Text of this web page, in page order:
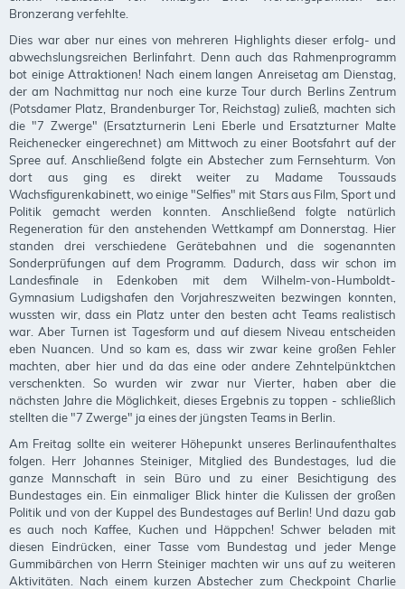
Bronzerang verfehlte.
Dies war aber nur eines von mehreren Highlights dieser erfolg- und
abwechslungsreichen Berlinfahrt. Denn auch das Rahmenprogramm
bot einige Attraktionen! Nach einem langen Anreisetag am Dienstag,
der am Nachmittag nur noch eine kurze Tour durch Berlins Zentrum
(Potsdamer Platz, Brandenburger Tor, Reichstag) zuließ, machten sich
die "7 Zwerge" (Ersatzturnerin Leni Eberle und Ersatzturner Malte
Reichenecker eingerechnet) am Mittwoch zu einer Bootsfahrt auf der
Spree auf. Anschließend folgte ein Abstecher zum Fernsehturm. Von
dort aus ging es direkt weiter zu Madame Toussauds
Wachsfigurenkabinett, wo einige "Selfies" mit Stars aus Film, Sport und
Politik gemacht werden konnten. Anschließend folgte natürlich
Regeneration für den anstehenden Wettkampf am Donnerstag. Hier
standen drei verschiedene Gerätebahnen und die sogenannten
Sonderprüfungen auf dem Programm. Dadurch, dass wir schon im
Landesfinale in Edenkoben mit dem Wilhelm-von-Humboldt-
Gymnasium Ludigshafen den Vorjahreszweiten bezwingen konnten,
wussten wir, dass ein Platz unter den besten acht Teams realistisch
war. Aber Turnen ist Tagesform und auf diesem Niveau entscheiden
eben Nuancen. Und so kam es, dass wir zwar keine großen Fehler
machten, aber hier und da das eine oder andere Zehntelpünktchen
verschenkten. So wurden wir zwar nur Vierter, haben aber die
nächsten Jahre die Möglichkeit, dieses Ergebnis zu toppen - schließlich
stellten die "7 Zwerge" ja eines der jüngsten Teams in Berlin.
Am Freitag sollte ein weiterer Höhepunkt unseres Berlinaufenthaltes
folgen. Herr Johannes Steiniger, Mitglied des Bundestages, lud die
ganze Mannschaft in sein Büro und zu einer Besichtigung des
Bundestages ein. Ein einmaliger Blick hinter die Kulissen der großen
Politik und von der Kuppel des Bundestages auf Berlin! Und dazu gab
es auch noch Kaffee, Kuchen und Häppchen! Schwer beladen mit
diesen Eindrücken, einer Tasse vom Bundestag und jeder Menge
Gummibärchen von Herrn Steiniger machten wir uns auf zu weiteren
Aktivitäten. Nach einem kurzen Abstecher zum Checkpoint Charlie